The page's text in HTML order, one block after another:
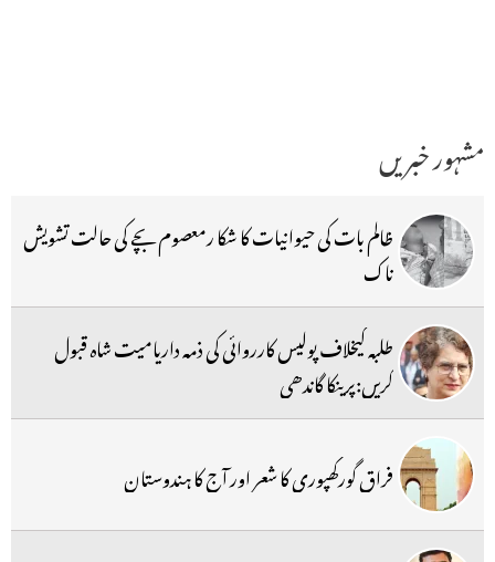
مشہور خبریں
ظالم بات کی حیوانیات کا شکا رمعصوم بچے کی حالت تشویش
ناک
طلبہ کیخلاف پولیس کارروائی کی ذمہ داریامیت شاہ قبول
کریں:پرینکا گاندھی
فراق گورکھپوری کا شعر اور آج کا ہندوستان